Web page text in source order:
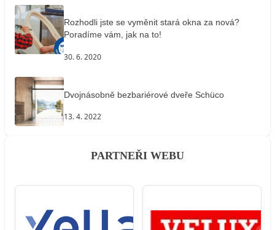
Rozhodli jste se vyměnit stará okna za nová?
Poradíme vám, jak na to!
30. 6. 2020
Dvojnásobně bezbariérové dveře Schüco
13. 4. 2022
PARTNEŘI WEBU